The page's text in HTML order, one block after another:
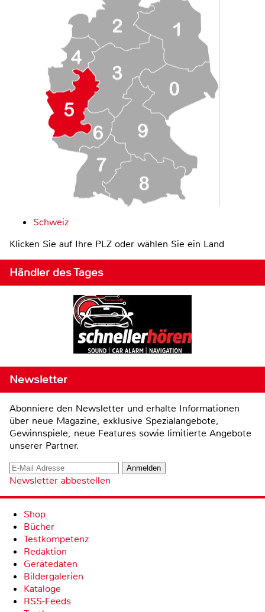
Schweiz
Klicken Sie auf Ihre PLZ oder wählen Sie ein Land
Händler des Tages
Newsletter
Abonniere den Newsletter und erhalte Informationen
über neue Magazine, exklusive Spezialangebote,
Gewinnspiele, neue Features sowie limitierte Angebote
unserer Partner.
Newsletter abbestellen
Shop
Bücher
Testkompetenz
Redaktion
Gerätedaten
Bildergalerien
Kataloge
RSS-Feeds